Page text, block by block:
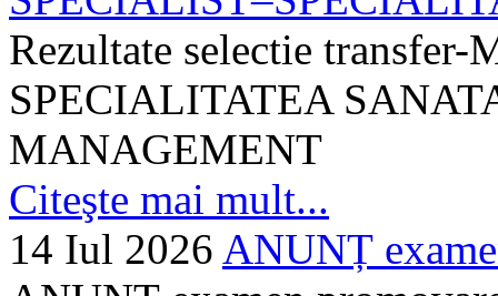
Rezultate selectie
SPECIALITATEA
MANAGEMENT
Citeşte mai mult...
14 Iul 2026 ANUNȚ